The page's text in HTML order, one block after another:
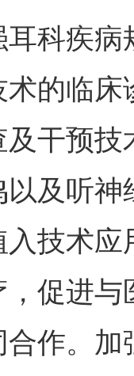
疾病
的临
干预
及听
技术
促进
作。